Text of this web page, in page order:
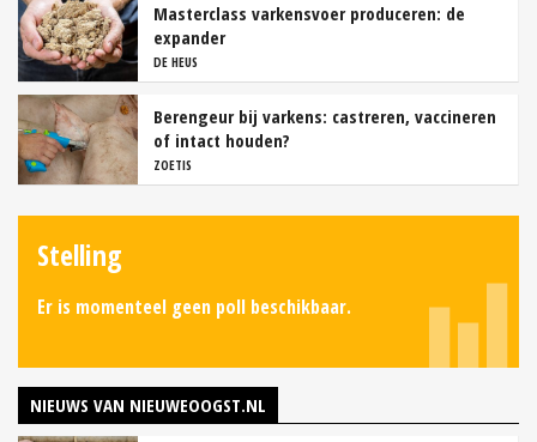
Masterclass varkensvoer produceren: de
expander
DE HEUS
Berengeur bij varkens: castreren, vaccineren
of intact houden?
ZOETIS
Stelling
Er is momenteel geen poll beschikbaar.
NIEUWS VAN NIEUWEOOGST.NL